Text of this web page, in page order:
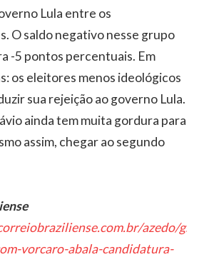
Lula entre os
O saldo negativo nesse grupo
-5 pontos percentuais. Em
os eleitores menos ideológicos
sua rejeição ao governo Lula.
ainda tem muita gordura para
assim, chegar ao segundo
azedo/
vorcaro-abala-candidatura-